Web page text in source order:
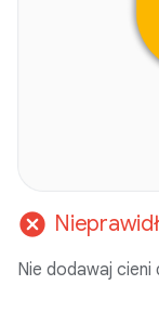
cancel
Nie dodawaj